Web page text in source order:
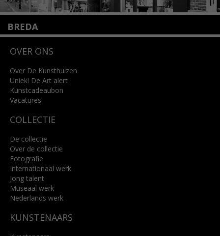
BREDA
4818 SB Breda
info@kunsthuisbreda.nl
Lees meer
OVER ONS
Over De Kunsthuizen
Uniek! De Art alert
Kunstcadeaubon
Vacatures
COLLECTIE
De collectie
Over de collectie
Fotografie
Internationaal werk
Jong talent
Museaal werk
Nederlands werk
KUNSTENAARS